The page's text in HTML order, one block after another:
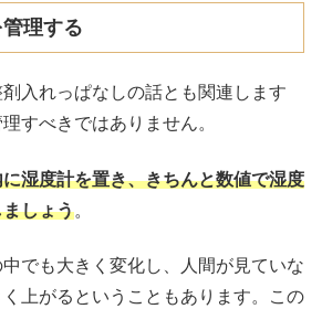
理する
入れっぱなしの話とも関連します
すべきではありません。
湿度計を置き、きちんと数値で湿度
しょう。
でも大きく変化し、人間が見ていな
上がるということもあります。この